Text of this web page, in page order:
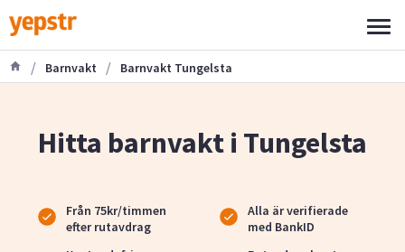
/ Barnvakt / Barnvakt Tungelsta
Hitta barnvakt i Tungelsta
Från 75kr/timmen
efter rutavdrag
Alla är verifierade
med BankID